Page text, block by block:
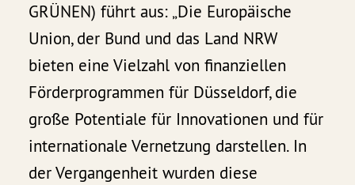
GRÜNEN) führt aus: „Die Europäische
Union, der Bund und das Land NRW
bieten eine Vielzahl von finanziellen
Förderprogrammen für Düsseldorf, die
große Potentiale für Innovationen und für
internationale Vernetzung darstellen. In
der Vergangenheit wurden diese